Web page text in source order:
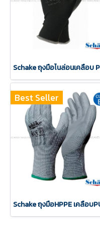
Best Seller